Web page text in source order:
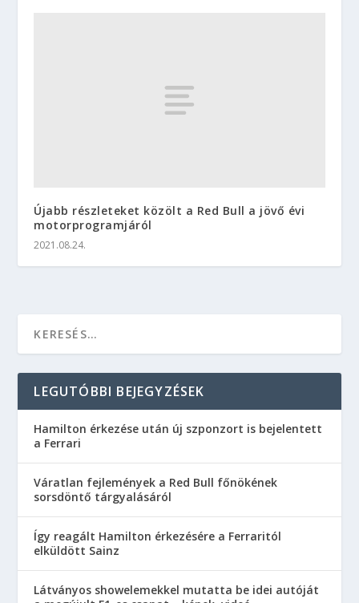
Újabb részleteket közölt a Red Bull a jövő évi
motorprogramjáról
2021.08.24.
LEGUTÓBBI BEJEGYZÉSEK
Hamilton érkezése után új szponzort is bejelentett
a Ferrari
Váratlan fejlemények a Red Bull főnökének
sorsdöntő tárgyalásáról
Így reagált Hamilton érkezésére a Ferraritól
elküldött Sainz
Látványos showelemekkel mutatta be idei autóját